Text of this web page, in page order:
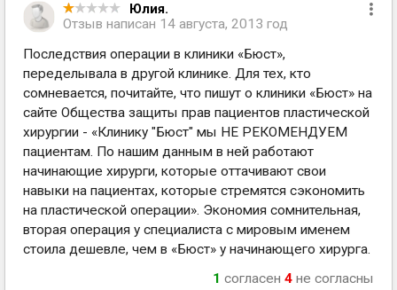
Юлия.
Отзыв написан 14 августа, 2013 год
Последствия операции в клиники «Бюст»,
переделывала в другой клинике. Для тех, кто
сомневается, почитайте, что пишут о клиники «Бюст» на
сайте Общества защиты прав пациентов пластической
хирургии - «Клинику "Бюст" мы НЕ РЕКОМЕНДУЕМ
пациентам. По нашим данным в ней работают
начинающие хирурги, которые оттачивают свои
навыки на пациентах, которые стремятся сэкономить
на пластической операции». Экономия сомнительная,
вторая операция у специалиста с мировым именем
стоила дешевле, чем в «Бюст» у начинающего хирурга.
1 согласен 4 не согласны